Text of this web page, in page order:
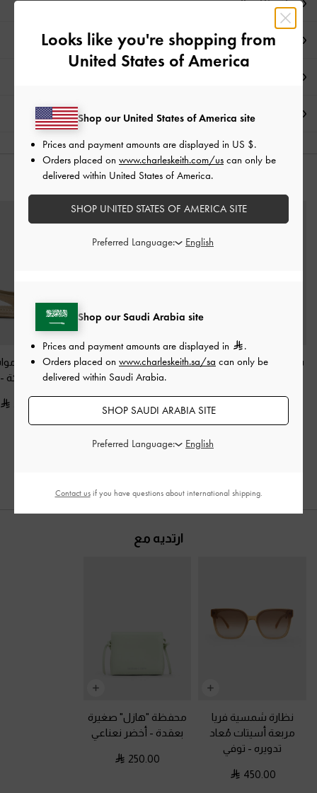
ملاحظات المحرر
تفاصيل المنتج
الشحن والإرجاع
قد يعجبك آيضاً
سنيكرز باليه تيجي بلونين
صندل مفتوح من الخلف
من الجلد المدبوغ
معدنية-رملي
إسبادريل
خلفي وفيونكة
350.00
ارتديه مع
نظارة شمسية فريا
مربعة أسيتات مُعاد
تدويره - توفي
450.00
محفظة "هازل" صغيرة
بعقدة - أخضر نعناعي
250.00
Looks like you're shopping from
United States of America
Shop our Saudi Arabia site
Prices and payment amounts are displayed in
.
Orders placed on www.charleskeith.sa/sa can only be
delivered within Saudi Arabia.
SHOP SAUDI ARABIA SITE
Preferred Language:
Shop our United States of America site
Prices and payment amounts are displayed in US $.
Orders placed on www.charleskeith.com/us can only be
delivered within United States of America.
SHOP UNITED STATES OF AMERICA SITE
Preferred Language:
Contact usif you have questions about international shipping.